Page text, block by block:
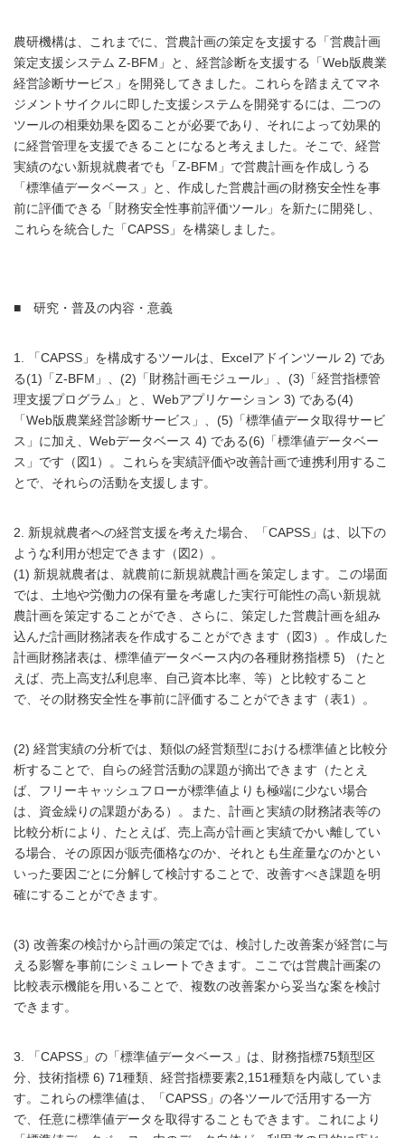
農研機構は、これまでに、営農計画の策定を支援する「営農計画
策定支援システム Z-BFM」と、経営診断を支援する「Web版農業
経営診断サービス」を開発してきました。これらを踏まえてマネ
ジメントサイクルに即した支援システムを開発するには、二つの
ツールの相乗効果を図ることが必要であり、それによって効果的
に経営管理を支援できることになると考えました。そこで、経営
実績のない新規就農者でも「Z-BFM」で営農計画を作成しうる
「標準値データベース」と、作成した営農計画の財務安全性を事
前に評価できる「財務安全性事前評価ツール」を新たに開発し、
これらを統合した「CAPSS」を構築しました。
■ 研究・普及の内容・意義
1. 「CAPSS」を構成するツールは、Excelアドインツール 2) であ
る(1)「Z-BFM」、(2)「財務計画モジュール」、(3)「経営指標管
理支援プログラム」と、Webアプリケーション 3) である(4)
「Web版農業経営診断サービス」、(5)「標準値データ取得サービ
ス」に加え、Webデータベース 4) である(6)「標準値データベー
ス」です（図1）。これらを実績評価や改善計画で連携利用するこ
とで、それらの活動を支援します。
2. 新規就農者への経営支援を考えた場合、「CAPSS」は、以下の
ような利用が想定できます（図2）。
(1) 新規就農者は、就農前に新規就農計画を策定します。この場面
では、土地や労働力の保有量を考慮した実行可能性の高い新規就
農計画を策定することができ、さらに、策定した営農計画を組み
込んだ計画財務諸表を作成することができます（図3）。作成した
計画財務諸表は、標準値データベース内の各種財務指標 5) （たと
えば、売上高支払利息率、自己資本比率、等）と比較すること
で、その財務安全性を事前に評価することができます（表1）。
(2) 経営実績の分析では、類似の経営類型における標準値と比較分
析することで、自らの経営活動の課題が摘出できます（たとえ
ば、フリーキャッシュフローが標準値よりも極端に少ない場合
は、資金繰りの課題がある）。また、計画と実績の財務諸表等の
比較分析により、たとえば、売上高が計画と実績でかい離してい
る場合、その原因が販売価格なのか、それとも生産量なのかとい
いった要因ごとに分解して検討することで、改善すべき課題を明
確にすることができます。
(3) 改善案の検討から計画の策定では、検討した改善案が経営に与
える影響を事前にシミュレートできます。ここでは営農計画案の
比較表示機能を用いることで、複数の改善案から妥当な案を検討
できます。
3. 「CAPSS」の「標準値データベース」は、財務指標75類型区
分、技術指標 6) 71種類、経営指標要素2,151種類を内蔵していま
す。これらの標準値は、「CAPSS」の各ツールで活用する一方
で、任意に標準値データを取得することもできます。これにより